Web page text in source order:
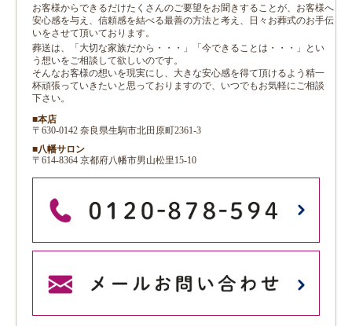
お客様からできるだけたくさんのご要望をお聞きすることが、お客様へ
安心感を与え、信頼感を結べる最善の方法と考え、日々お葬式のお手伝
いをさせて頂いております。
葬送は、「大切な家族だから・・・」「今できることは・・・」とい
う想いをご相談して欲しいのです。
そんなお客様の想いを現実にし、大きな安心感を得て頂けるよう精一
杯頑張っていきたいと思っておりますので、いつでもお気軽にご相談
下さい。
■本店
〒630-0142 奈良県生駒市北田原町2361-3
■八幡サロン
〒614-8364 京都府八幡市男山松里15-10